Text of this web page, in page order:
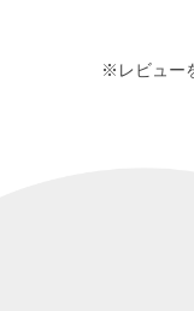
※レビュー